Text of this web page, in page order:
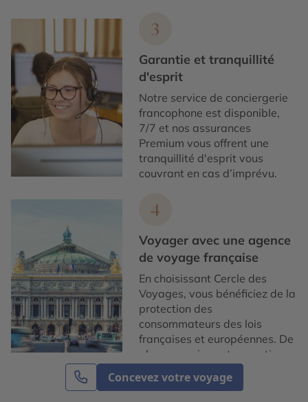
Concevez votre voyage
3
Garantie et tranquillité
d'esprit
Notre service de conciergerie
francophone est disponible,
7/7 et nos assurances
Premium vous offrent une
tranquillité d'esprit vous
couvrant en cas d’imprévu.
4
Voyager avec une agence
de voyage française
En choisissant Cercle des
Voyages, vous bénéficiez de la
protection des
consommateurs des lois
françaises et européennes. De
plus, nos prix sont garantis.